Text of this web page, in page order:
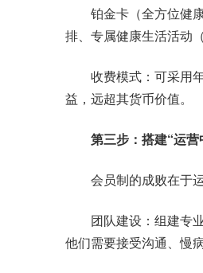
铂金卡（全方位健康
排、专属健康生活活动
收费模式：可采用年
益，远超其货币价值。
第三步：搭建“运
会员制的成败在于运
团队建设：组建专业
他们需要接受沟通、慢